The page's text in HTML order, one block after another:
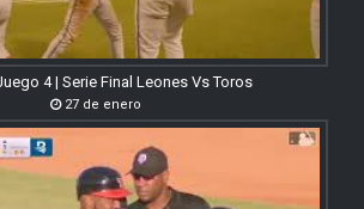
4 | Serie Final Leones Vs Toros
27 de enero